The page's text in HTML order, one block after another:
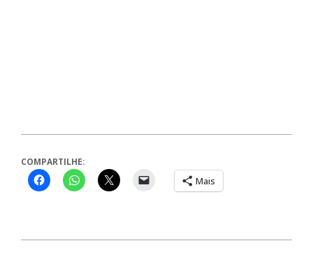
COMPARTILHE:
Mais